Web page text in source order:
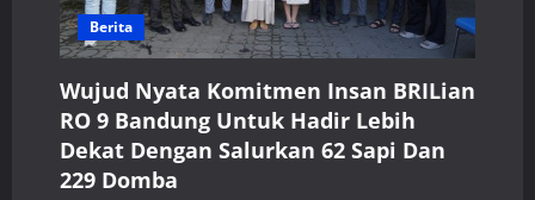
Berita
Wujud Nyata Komitmen Insan BRILian
RO 9 Bandung Untuk Hadir Lebih
Dekat Dengan Salurkan 62 Sapi Dan
229 Domba